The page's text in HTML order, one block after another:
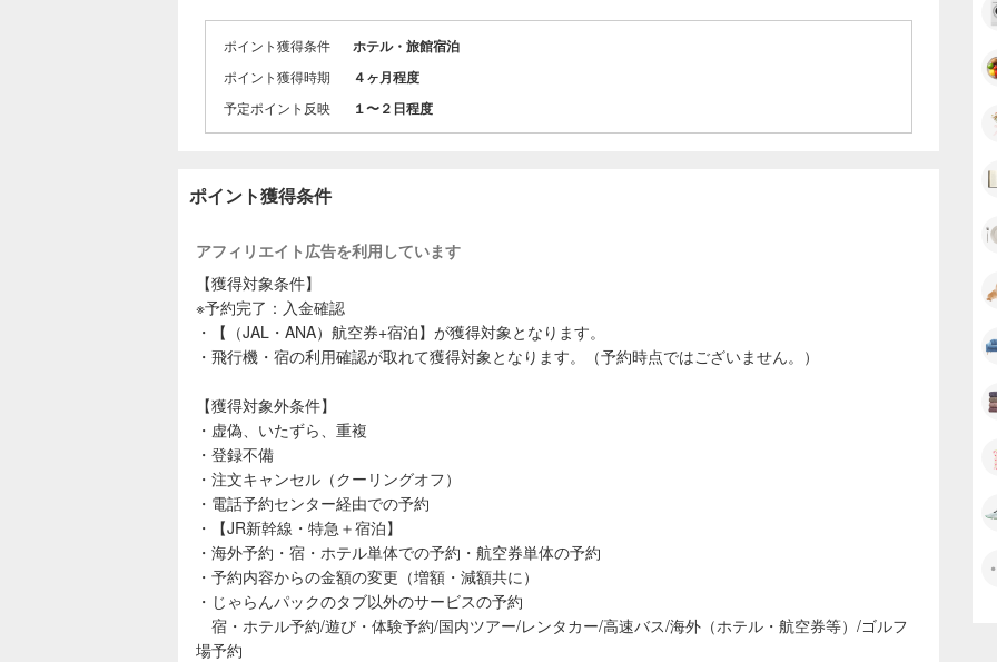
うことでさらにおトクに。
３）マイルはもちろん、ポイントもたまるのでオススメ。※マイルは飛
行機利用時のみ。
ポイント獲得条件 ホテル・旅館宿泊
ポイント獲得時期 ４ヶ月程度
予定ポイント反映 １〜２日程度
ポイント獲得条件
アフィリエイト広告を利用しています
【獲得対象条件】
※予約完了：入金確認
・【（JAL・ANA）航空券+宿泊】が獲得対象となります。
・飛行機・宿の利用確認が取れて獲得対象となります。（予約時点ではございません。）
【獲得対象外条件】
・虚偽、いたずら、重複
・登録不備
・注文キャンセル（クーリングオフ）
・電話予約センター経由での予約
・【JR新幹線・特急＋宿泊】
・海外予約・宿・ホテル単体での予約・航空券単体の予約
・予約内容からの金額の変更（増額・減額共に）
・じゃらんパックのタブ以外のサービスの予約
宿・ホテル予約/遊び・体験予約/国内ツアー/レンタカー/高速バス/海外（ホテル・航空券等）/ゴルフ
場予約